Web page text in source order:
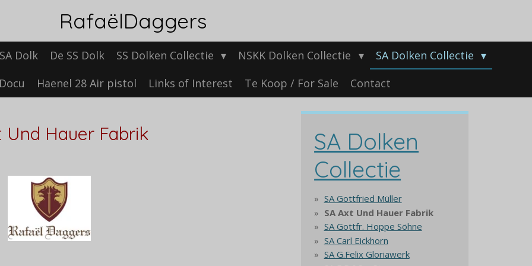
RafaëlDaggers
Dolk De SS Dolk SS Dolken Collectie NSKK Dolken Collectie
SA Dolken Collectie
Haenel 28 Air pistol Links of Interest Te Koop / For Sale Contact
Und Hauer Fabrik
SA Dolken
Collectie
SA Gottfried Müller
SA Axt Und Hauer Fabrik
SA Gottfr. Hoppe Söhne
SA Carl Eickhorn
SA G.Felix Gloriawerk